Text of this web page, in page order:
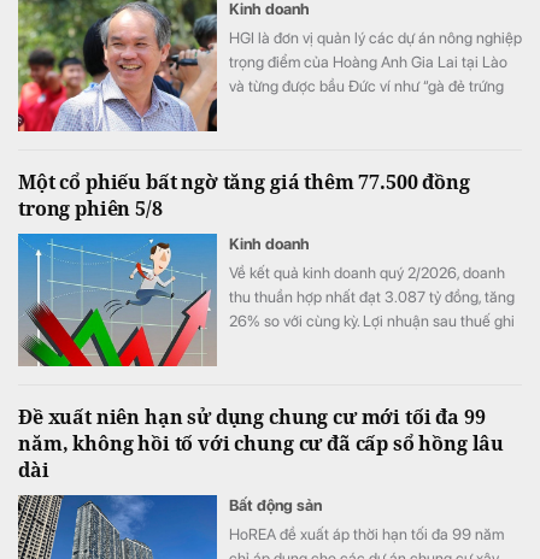
Kinh doanh
HGI là đơn vị quản lý các dự án nông nghiệp
trọng điểm của Hoàng Anh Gia Lai tại Lào
và từng được bầu Đức ví như “gà đẻ trứng
Một cổ phiếu bất ngờ tăng giá thêm 77.500 đồng
trong phiên 5/8
Kinh doanh
Về kết quả kinh doanh quý 2/2026, doanh
thu thuần hợp nhất đạt 3.087 tỷ đồng, tăng
26% so với cùng kỳ. Lợi nhuận sau thuế ghi
Đề xuất niên hạn sử dụng chung cư mới tối đa 99
năm, không hồi tố với chung cư đã cấp sổ hồng lâu
dài
Bất động sản
HoREA đề xuất áp thời hạn tối đa 99 năm